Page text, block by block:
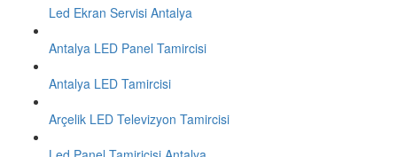
Led Ekran Servisi Antalya
Antalya LED Panel Tamircisi
Antalya LED Tamircisi
Arçelik LED Televizyon Tamircisi